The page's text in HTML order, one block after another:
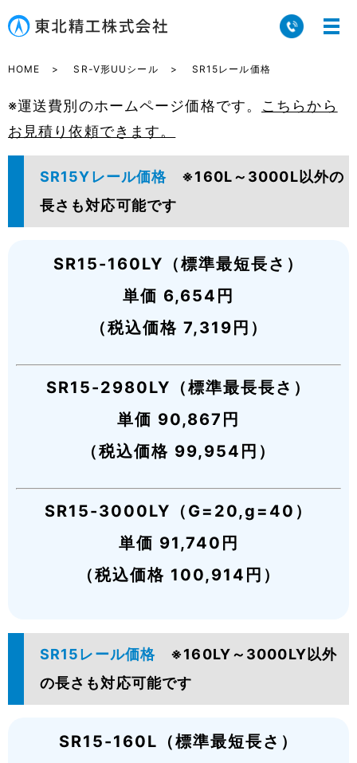
HOME SR-V形UUシール SR15レール価格
※運送費別のホームページ価格です。 こちらから
お見積り依頼できます。
SR15Yレール価格 ※160L～3000L以外の
長さも対応可能です
SR15-160LY（標準最短長さ）
単価 6,654円
（税込価格 7,319円）
SR15-2980LY（標準最長長さ）
単価 90,867円
（税込価格 99,954円）
SR15-3000LY（G=20,g=40）
単価 91,740円
（税込価格 100,914円）
SR15レール価格 ※160LY～3000LY以外
の長さも対応可能です
SR15-160L（標準最短長さ）